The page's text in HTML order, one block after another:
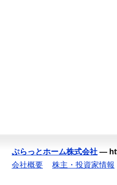
ぷらっとホーム株式会社 —
会社概要
株主・投資家情報